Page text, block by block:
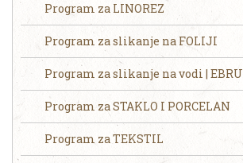
Program za LINOREZ
Program za slikanje na FOLIJI
Program za slikanje na vodi | EBRU
Program za STAKLO I PORCELAN
Program za TEKSTIL